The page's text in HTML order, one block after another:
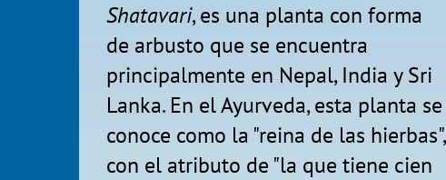
Shatavari, es una planta con forma
de arbusto que se encuentra
principalmente en Nepal, India y Sri
Lanka. En el Ayurveda, esta planta se
conoce como la "reina de las hierbas",
con el atributo de "la que tiene cien